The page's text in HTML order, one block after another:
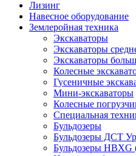
Лизинг
Навесное оборудование
Землеройная техника
Экскаваторы
Экскаваторы
Экскаваторы
Колесные
Гусеничные
Мини-экскаваторы
Колесные
Специальная
Бульдозеры
Бульдозеры ДСТ
Бульдозеры HBXG